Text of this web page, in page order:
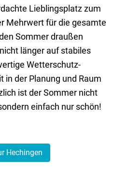
Lieblingsplatz zum
Mehrwert für die gesamte
Sommer draußen
länger auf stabiles
Wetterschutz-
in der Planung und Raum
ist der Sommer nicht
einfach nur schön!
Hechingen